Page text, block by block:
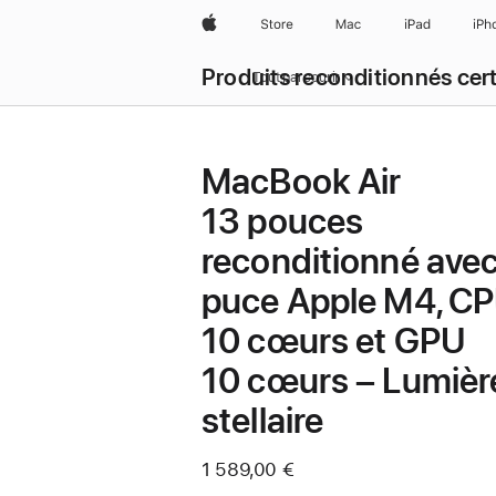
AppleStore Mac iPad
Produits reconditionnés
Tout parcourir
MacBook Air
13 pouces
reconditionné
puce Apple M4,
10 cœurs et GPU
10 cœurs –
stellaire
1 589,00 €